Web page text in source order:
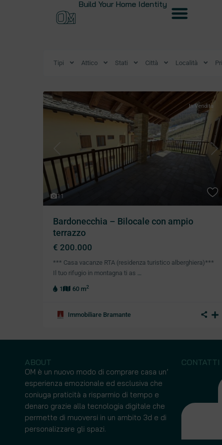
Build Your Home Identity
Tipi Attico Stati Città Località
11
Previous
In Vendita
Bardonecchia – Bilocale con ampio
terrazzo
€ 200.000
*** Casa vacanze RTA (residenza turistico alberghiera)***
Il tuo rifugio in montagna ti as …
1 60 m2
Immobiliare Bramante
ABOUT
OM è un nuovo modo di comprare casa un’
esperienza emozionale ed esclusiva che
coniuga praticità a risparmio di tempo e
denaro grazie alla tecnologia digitale che
permette di muoversi in un ambito 3d e di
personalizzare gli spazi.
CONTATTI
Uffici - Coworking